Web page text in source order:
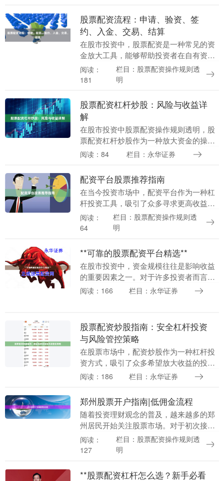
股票配资流程：申请、验资、签
约、入金、交易、结算
在股市投资中，股票配资是一种常见的资
金放大工具，能够帮助投资者在自有资金
基础上获得更多操作空间。了解完整的股
票配资流程，对于保障资金安全和投资效
阅读：
181
栏目：股票配资操作规则透
明
股票配资杠杆炒股：风险与收益详
解
在股市投资中股票配资操作规则透明，股
票配资杠杆炒股作为一种放大资金的操作
方式，吸引了众多投资者关注。通过配
资金量，从而在行情....
阅读：84 栏目：永华证券
配资平台股票推荐指南
在当今投资市场中，配资平台作为一种杠
杆投资工具，吸引了众多寻求更高收益的
投资者。然而，随着配资平台的兴起，如
何从中筛选出可靠的股票推荐信息股票配
阅读：
64
栏目：股票配资操作规则透
明
**可靠的股票配资平台精选**
在股市投资中，资金规模往往是影响收益
的重要因素之一。对于许多投资者而言，
股票配资作为一种放大资金的方式，能够
阅读：166 栏目：永华证券
股票配资炒股指南：安全杠杆投资
与风险管控策略
在股票市场中，配资炒股作为一种杠杆投
资方式，吸引了众多希望放大收益的投资
者。然而，高收益往往伴随着高风险。本
重点探讨如何安全....
阅读：186 栏目：永华证券
郑州股票开户指南|低佣金流程
随着投资理财观念的普及，越来越多的郑
州居民开始关注股票市场。对于初次接触
股票投资的市民来说股票配资操作规则透
明，如何高效、低成本地完成股票开户，
阅读：
127
栏目：股票配资操作规则透
明
**股票配资杠杆怎么选？新手必看